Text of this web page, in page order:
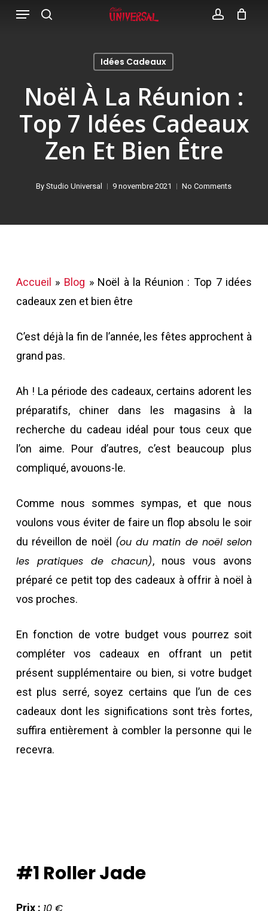
SkipMenu
Idées Cadeaux
Noël À La Réunion :
Top 7 Idées Cadeaux
Zen Et Bien Être
By Studio Universal 9 novembre 2021 No Comments
Accueil » Blog » Noël à la Réunion : Top 7 idées
cadeaux zen et bien être
C’est déjà la fin de l’année, les fêtes approchent à
grand pas.
Ah ! La période des cadeaux, certains adorent les
préparatifs, chiner dans les magasins à la
recherche du cadeau idéal pour tous ceux que
l’on aime. Pour d’autres, c’est beaucoup plus
compliqué, avouons-le.
Comme nous sommes sympas, et que nous
voulons vous éviter de faire un flop absolu le soir
du réveillon de noël (ou du matin de noël selon
les pratiques de chacun), nous vous avons
préparé ce petit top des cadeaux à offrir à noël à
vos proches.
En fonction de votre budget vous pourrez soit
compléter vos cadeaux en offrant un petit
présent supplémentaire ou bien, si votre budget
est plus serré, soyez certains que l’un de ces
cadeaux dont les significations sont très fortes,
suffira entièrement à combler la personne qui le
recevra.
#1 RollerJade
Prix : 10 €